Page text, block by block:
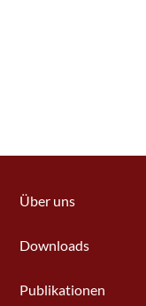
Über uns
Downloads
Publikationen